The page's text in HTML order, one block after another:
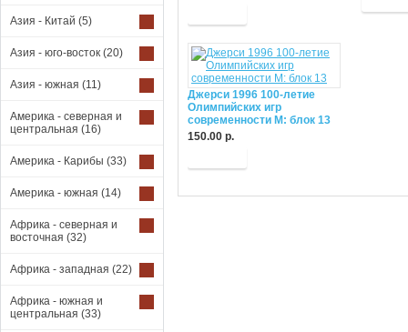
Азия - Китай (5)
Азия - юго-восток (20)
Азия - южная (11)
Америка - северная и
центральная (16)
Америка - Карибы (33)
Америка - южная (14)
Африка - северная и
восточная (32)
Африка - западная (22)
Африка - южная и
центральная (33)
Джерси 1996 100-летие
Олимпийских игр
современности М: блок 13
150.00 р.